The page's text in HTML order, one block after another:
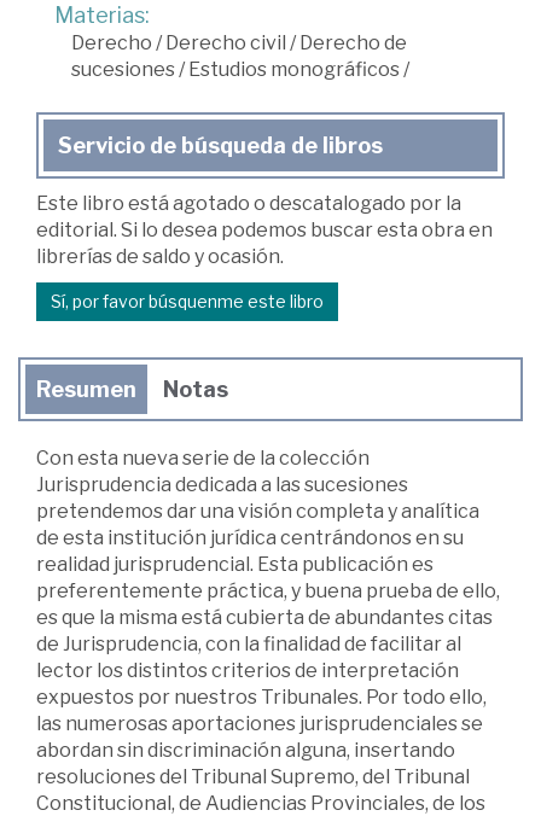
Materias:
Derecho /Derecho civil /Derecho de
sucesiones /Estudios monográficos /
Servicio de búsqueda de libros
Este libro está agotado o descatalogado por la
editorial. Si lo desea podemos buscar esta obra en
librerías de saldo y ocasión.
Sí, por favor búsquenme este libro
Resumen Notas
Con esta nueva serie de la colección
Jurisprudencia dedicada a las sucesiones
pretendemos dar una visión completa y analítica
de esta institución jurídica centrándonos en su
realidad jurisprudencial. Esta publicación es
preferentemente práctica, y buena prueba de ello,
es que la misma está cubierta de abundantes citas
de Jurisprudencia, con la finalidad de facilitar al
lector los distintos criterios de interpretación
expuestos por nuestros Tribunales. Por todo ello,
las numerosas aportaciones jurisprudenciales se
abordan sin discriminación alguna, insertando
resoluciones del Tribunal Supremo, del Tribunal
Constitucional, de Audiencias Provinciales, de los